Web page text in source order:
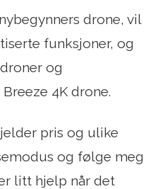
drone, vil
funksjoner, og
og
4K drone.
pris og ulike
og følge meg
litt hjelp når det